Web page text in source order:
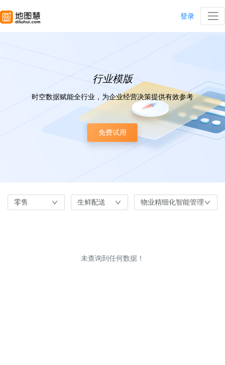
登录
行业模版
时空数据赋能全行业，为企业经营决策提供有效参考
免费试用
零售 生鲜配送 物业精细化智能管理
未查询到任何数据！